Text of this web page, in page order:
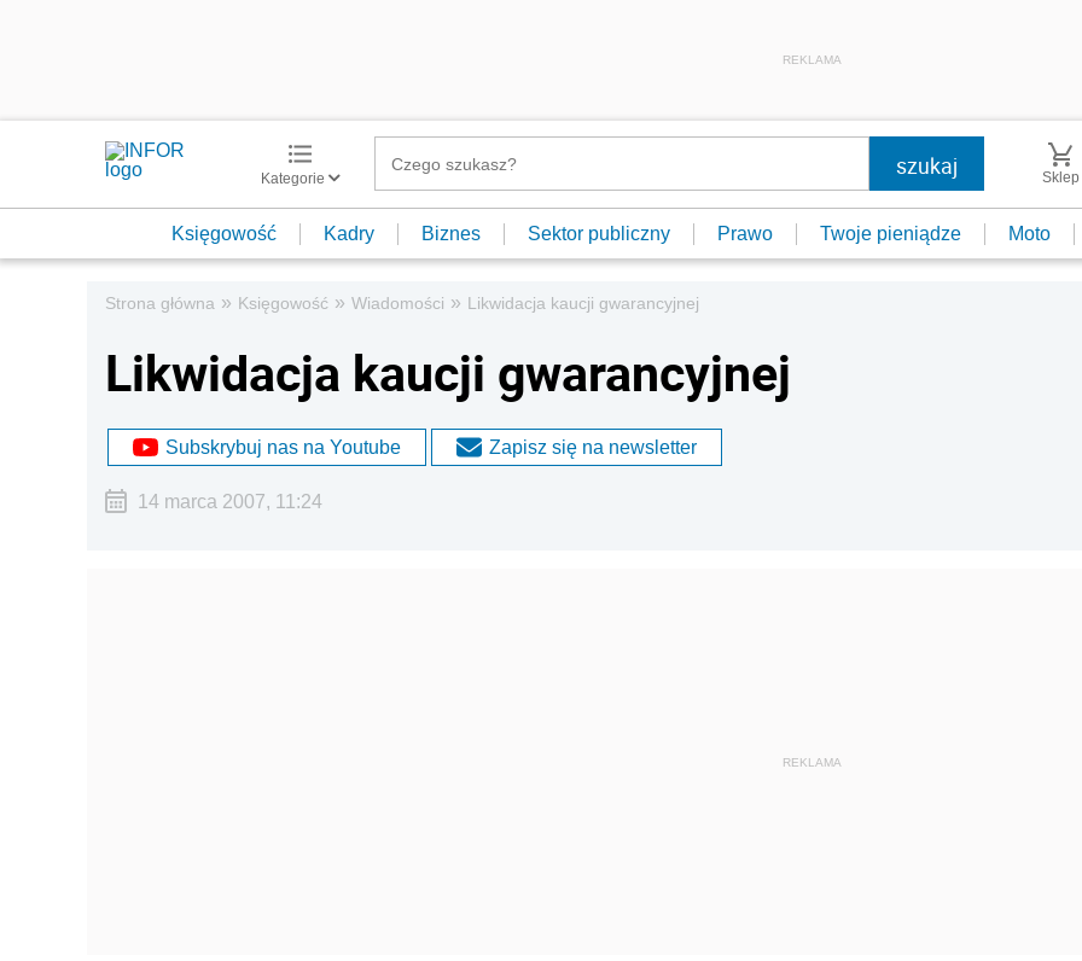
REKLAMA
Kategorie Sklep
Księgowość Kadry Biznes Sektor publiczny Prawo Twoje pieniądze Moto
Strona główna » Księgowość » Wiadomości » Likwidacja kaucji gwarancyjnej
Likwidacja kaucji gwarancyjnej
Subskrybuj nas na Youtube Zapisz się na newsletter
14 marca 2007, 11:24